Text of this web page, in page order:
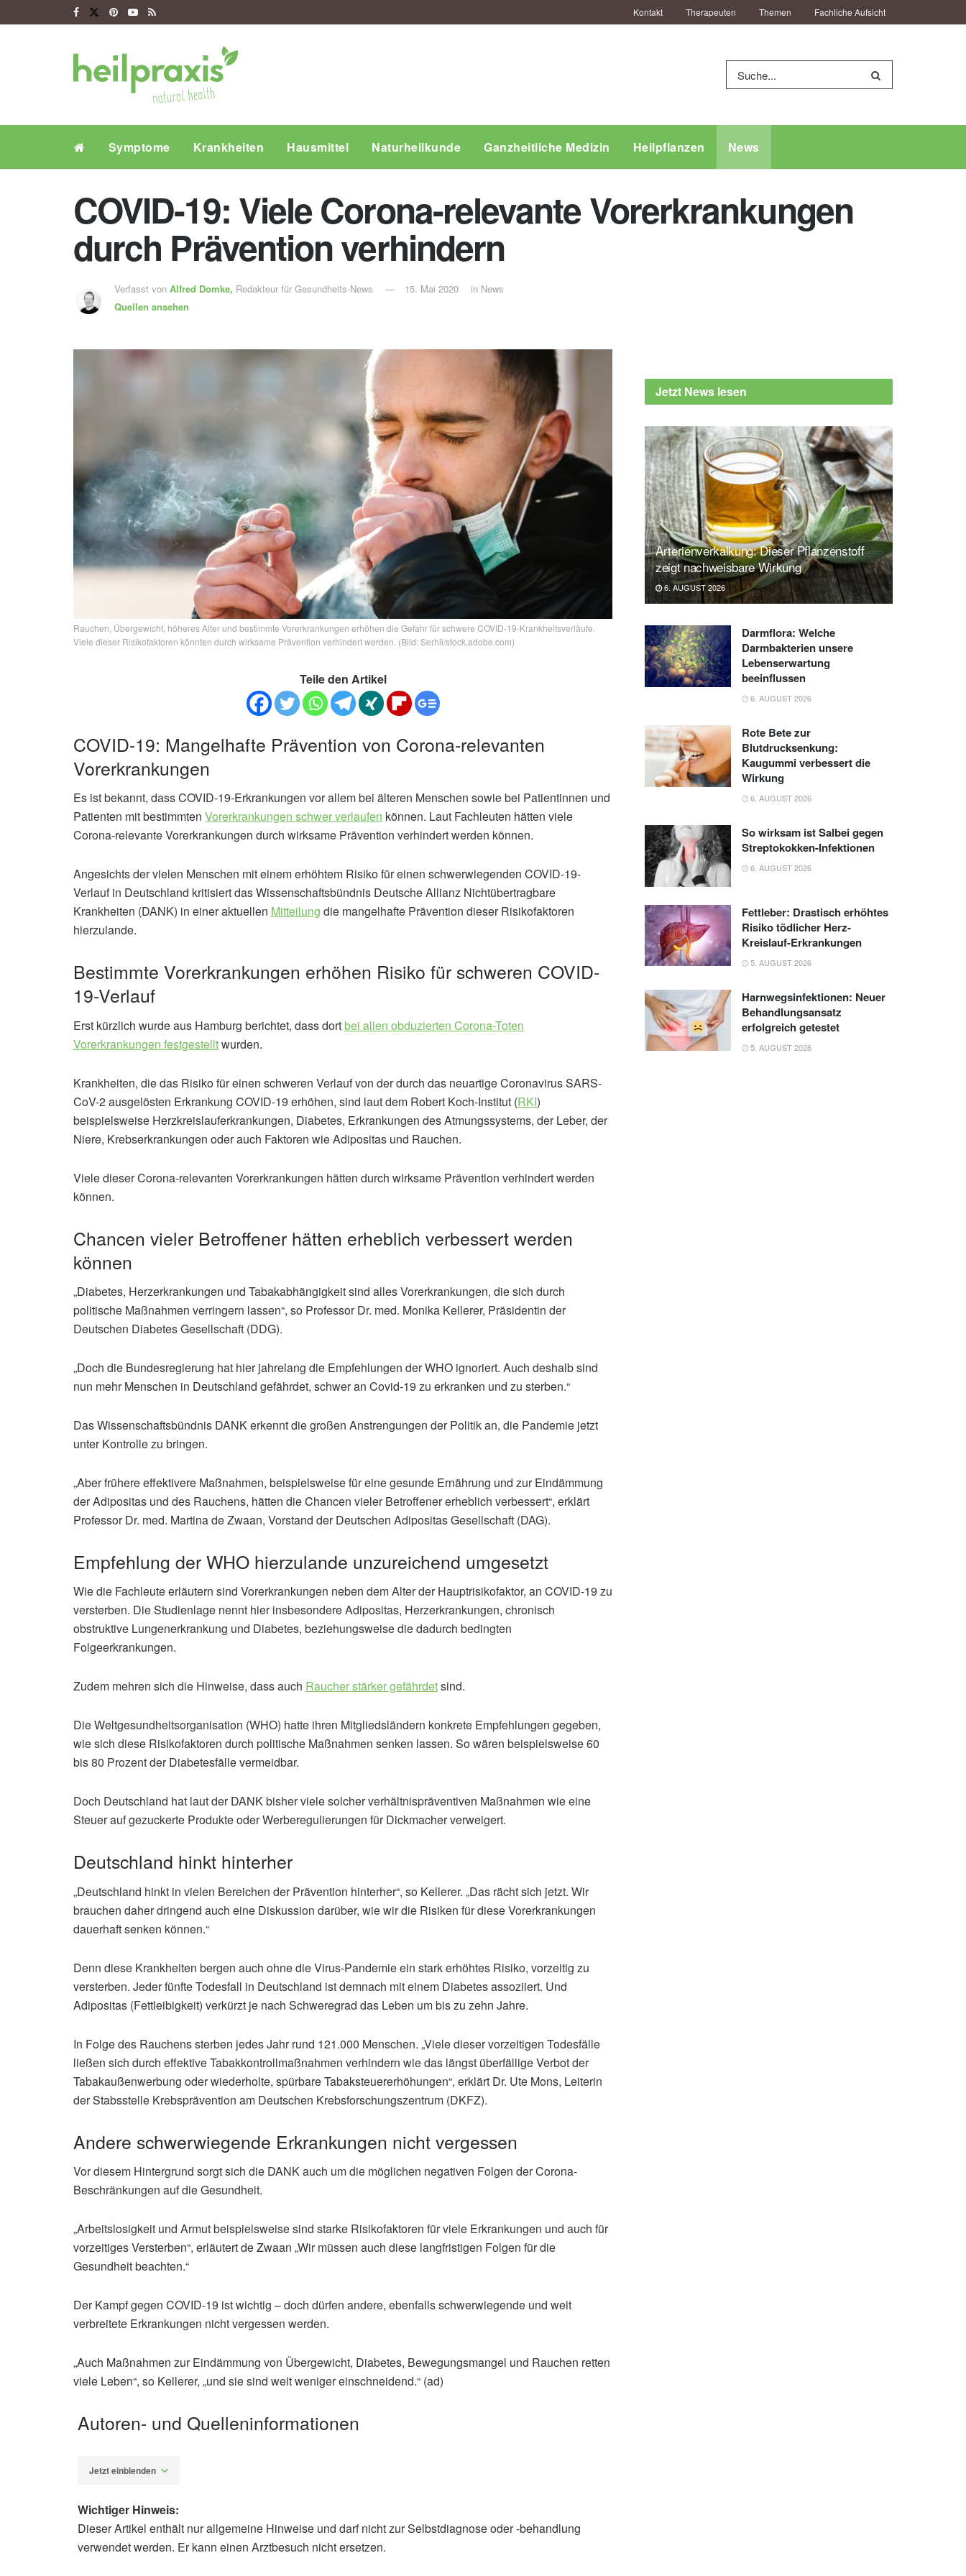
Kontakt Therapeuten Themen Fachliche Aufsicht
Symptome Krankheiten Hausmittel Naturheilkunde Ganzheitliche Medizin Heilpflanzen News
COVID-19: Viele Corona-relevante Vorerkrankungen
durch Prävention verhindern
Verfasst von Alfred Domke, Redakteur für Gesundheits-News
Quellen ansehen
15. Mai 2020 in News
Rauchen, Übergewicht, höheres Alter und bestimmte Vorerkrankungen erhöhen die Gefahr für schwere COVID-19-Krankheitsverläufe.
Viele dieser Risikofaktoren könnten durch wirksame Prävention verhindert werden. (Bild: Serhii/stock.adobe.com)
Teile den Artikel
COVID-19: Mangelhafte Prävention von Corona-relevanten
Vorerkrankungen
Es ist bekannt, dass COVID-19-Erkrankungen vor allem bei älteren Menschen sowie bei Patientinnen und
Patienten mit bestimmten Vorerkrankungen schwer verlaufen können. Laut Fachleuten hätten viele
Corona-relevante Vorerkrankungen durch wirksame Prävention verhindert werden können.
Angesichts der vielen Menschen mit einem erhöhtem Risiko für einen schwerwiegenden COVID-19-
Verlauf in Deutschland kritisiert das Wissenschaftsbündnis Deutsche Allianz Nichtübertragbare
Krankheiten (DANK) in einer aktuellen Mitteilung die mangelhafte Prävention dieser Risikofaktoren
hierzulande.
Bestimmte Vorerkrankungen erhöhen Risiko für schweren COVID-
19-Verlauf
Erst kürzlich wurde aus Hamburg berichtet, dass dort bei allen obduzierten Corona-Toten
Vorerkrankungen festgestelltwurden.
Krankheiten, die das Risiko für einen schweren Verlauf von der durch das neuartige Coronavirus SARS-
CoV-2 ausgelösten Erkrankung COVID-19 erhöhen, sind laut dem Robert Koch-Institut (RKI)
beispielsweise Herzkreislauferkrankungen, Diabetes, Erkrankungen des Atmungssystems, der Leber, der
Niere, Krebserkrankungen oder auch Faktoren wie Adipositas und Rauchen.
Viele dieser Corona-relevanten Vorerkrankungen hätten durch wirksame Prävention verhindert werden
können.
Chancen vieler Betroffener hätten erheblich verbessert werden
können
„Diabetes, Herzerkrankungen und Tabakabhängigkeit sind alles Vorerkrankungen, die sich durch
politische Maßnahmen verringern lassen“, so Professor Dr. med. Monika Kellerer, Präsidentin der
Deutschen Diabetes Gesellschaft (DDG).
„Doch die Bundesregierung hat hier jahrelang die Empfehlungen der WHO ignoriert. Auch deshalb sind
nun mehr Menschen in Deutschland gefährdet, schwer an Covid-19 zu erkranken und zu sterben.“
Das Wissenschaftsbündnis DANK erkennt die großen Anstrengungen der Politik an, die Pandemie jetzt
unter Kontrolle zu bringen.
„Aber frühere effektivere Maßnahmen, beispielsweise für eine gesunde Ernährung und zur Eindämmung
der Adipositas und des Rauchens, hätten die Chancen vieler Betroffener erheblich verbessert“, erklärt
Professor Dr. med. Martina de Zwaan, Vorstand der Deutschen Adipositas Gesellschaft (DAG).
Empfehlung der WHO hierzulande unzureichend umgesetzt
Wie die Fachleute erläutern sind Vorerkrankungen neben dem Alter der Hauptrisikofaktor, an COVID-19 zu
versterben. Die Studienlage nennt hier insbesondere Adipositas, Herzerkrankungen, chronisch
obstruktive Lungenerkrankung und Diabetes, beziehungsweise die dadurch bedingten
Folgeerkrankungen.
Zudem mehren sich die Hinweise, dass auch Raucher stärker gefährdetsind.
Die Weltgesundheitsorganisation (WHO) hatte ihren Mitgliedsländern konkrete Empfehlungen gegeben,
wie sich diese Risikofaktoren durch politische Maßnahmen senken lassen. So wären beispielsweise 60
bis 80 Prozent der Diabetesfälle vermeidbar.
Doch Deutschland hat laut der DANK bisher viele solcher verhältnispräventiven Maßnahmen wie eine
Steuer auf gezuckerte Produkte oder Werberegulierungen für Dickmacher verweigert.
Deutschland hinkt hinterher
„Deutschland hinkt in vielen Bereichen der Prävention hinterher“, so Kellerer. „Das rächt sich jetzt. Wir
brauchen daher dringend auch eine Diskussion darüber, wie wir die Risiken für diese Vorerkrankungen
dauerhaft senken können.“
Denn diese Krankheiten bergen auch ohne die Virus-Pandemie ein stark erhöhtes Risiko, vorzeitig zu
versterben. Jeder fünfte Todesfall in Deutschland ist demnach mit einem Diabetes assoziiert. Und
Adipositas (Fettleibigkeit) verkürzt je nach Schweregrad das Leben um bis zu zehn Jahre.
In Folge des Rauchens sterben jedes Jahr rund 121.000 Menschen. „Viele dieser vorzeitigen Todesfälle
ließen sich durch effektive Tabakkontrollmaßnahmen verhindern wie das längst überfällige Verbot der
Tabakaußenwerbung oder wiederholte, spürbare Tabaksteuererhöhungen“, erklärt Dr. Ute Mons, Leiterin
der Stabsstelle Krebsprävention am Deutschen Krebsforschungszentrum (DKFZ).
Andere schwerwiegende Erkrankungen nicht vergessen
Vor diesem Hintergrund sorgt sich die DANK auch um die möglichen negativen Folgen der Corona-
Beschränkungen auf die Gesundheit.
„Arbeitslosigkeit und Armut beispielsweise sind starke Risikofaktoren für viele Erkrankungen und auch für
vorzeitiges Versterben“, erläutert de Zwaan „Wir müssen auch diese langfristigen Folgen für die
Gesundheit beachten.“
Der Kampf gegen COVID-19 ist wichtig – doch dürfen andere, ebenfalls schwerwiegende und weit
verbreitete Erkrankungen nicht vergessen werden.
„Auch Maßnahmen zur Eindämmung von Übergewicht, Diabetes, Bewegungsmangel und Rauchen retten
viele Leben“, so Kellerer, „und sie sind weit weniger einschneidend.“ (ad)
Autoren- und Quelleninformationen
Jetzt einblenden
Alfred Domke
Wichtiger Hinweis:
Dieser Artikel enthält nur allgemeine Hinweise und darf nicht zur Selbstdiagnose oder -behandlung
verwendet werden. Er kann einen Arztbesuch nicht ersetzen.
Jetzt News lesen
Arterienverkalkung: Dieser Pflanzenstoff
zeigt nachweisbare Wirkung
6. AUGUST 2026
Darmflora: Welche
Darmbakterien unsere
Lebenserwartung
beeinflussen
6. AUGUST 2026
Rote Bete zur
Blutdrucksenkung:
Kaugummi verbessert die
Wirkung
6. AUGUST 2026
So wirksam ist Salbei gegen
Streptokokken-Infektionen
6. AUGUST 2026
Fettleber: Drastisch erhöhtes
Risiko tödlicher Herz-
Kreislauf-Erkrankungen
5. AUGUST 2026
Harnwegsinfektionen: Neuer
Behandlungsansatz
erfolgreich getestet
5. AUGUST 2026